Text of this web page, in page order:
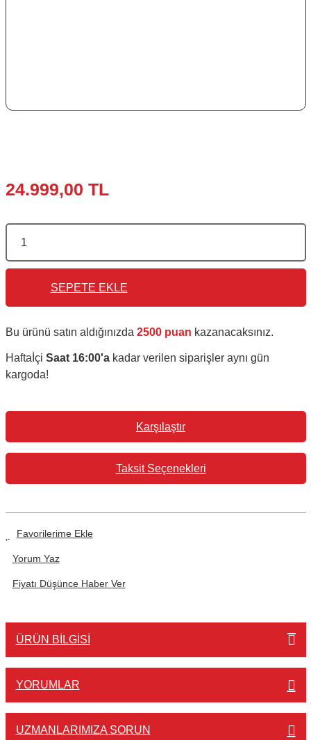
24.999,00 TL
SEPETE EKLE
Bu ürünü satın aldığınızda 2500 puan kazanacaksınız.
Haftaİçi Saat 16:00'akadar verilen siparişler aynı gün
kargoda!
Karşılaştır
Taksit Seçenekleri
Yorum Yaz
Fiyatı Düşünce Haber Ver
ÜRÜN BILGISI
YORUMLAR
UZMANLARIMIZA SORUN